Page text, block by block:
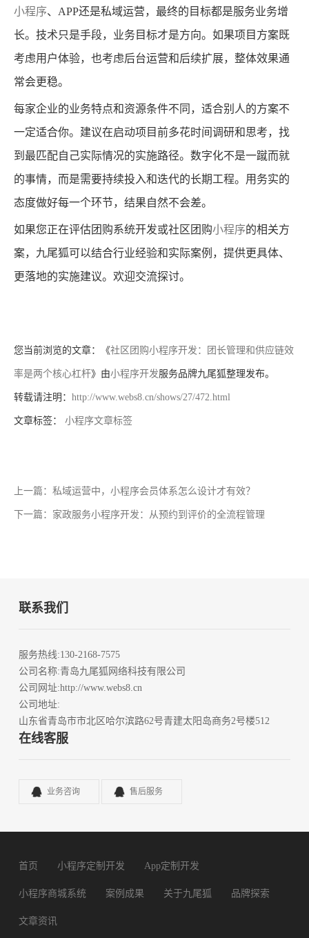
小程序、APP还是私域运营，最终的目标都是服务业务增
长。技术只是手段，业务目标才是方向。如果项目方案既
考虑用户体验，也考虑后台运营和后续扩展，整体效果通
常会更稳。
每家企业的业务特点和资源条件不同，适合别人的方案不
一定适合你。建议在启动项目前多花时间调研和思考，找
到最匹配自己实际情况的实施路径。数字化不是一蹴而就
的事情，而是需要持续投入和迭代的长期工程。用务实的
态度做好每一个环节，结果自然不会差。
如果您正在评估团购系统开发或社区团购小程序的相关方
案，九尾狐可以结合行业经验和实际案例，提供更具体、
更落地的实施建议。欢迎交流探讨。
您当前浏览的文章：《社区团购小程序开发：团长管理和供应链效
率是两个核心杠杆》由小程序开发服务品牌九尾狐整理发布。
转载请注明： http://www.webs8.cn/shows/27/472.html
文章标签： 小程序文章标签
上一篇：私域运营中，小程序会员体系怎么设计才有效？
下一篇：家政服务小程序开发：从预约到评价的全流程管理
联系我们
服务热线:130-2168-7575
公司名称:青岛九尾狐网络科技有限公司
公司网址:http://www.webs8.cn
公司地址:
山东省青岛市市北区哈尔滨路62号青建太阳岛商务2号楼512
在线客服
业务咨询 售后服务
首页 小程序定制开发 App定制开发
小程序商城系统 案例成果 关于九尾狐 品牌探索
文章资讯